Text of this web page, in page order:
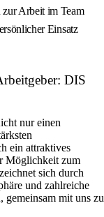
zur Arbeit im Team
Einsatz
DIS
nur einen
ein attraktives
Möglichkeit zum
sich durch
und zahlreiche
mit uns zu